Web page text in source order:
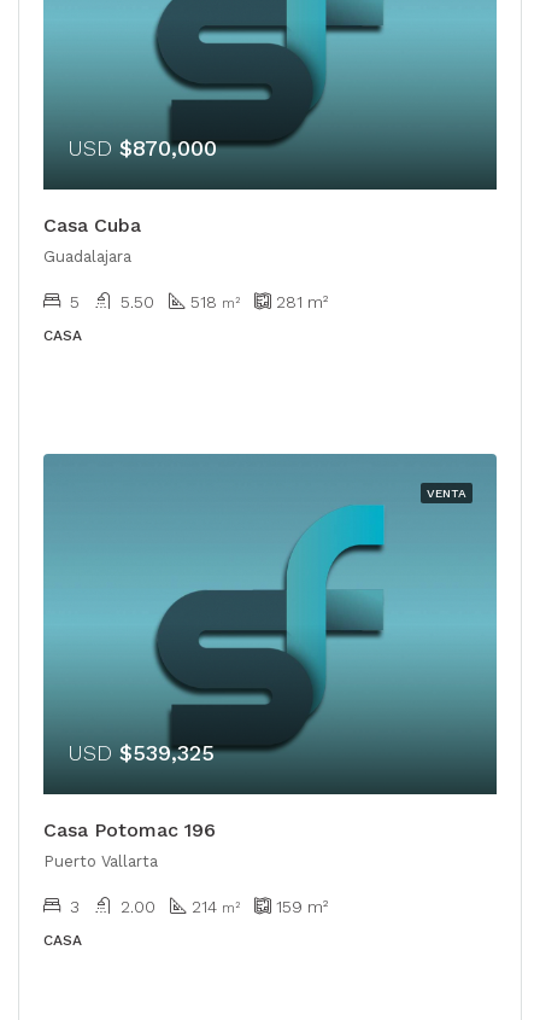
USD $870,000
Casa Cuba
Guadalajara
5 5.50 518 m² 281 m²
CASA
VENTA
USD $539,325
Casa Potomac 196
Puerto Vallarta
3 2.00 214 m² 159 m²
CASA